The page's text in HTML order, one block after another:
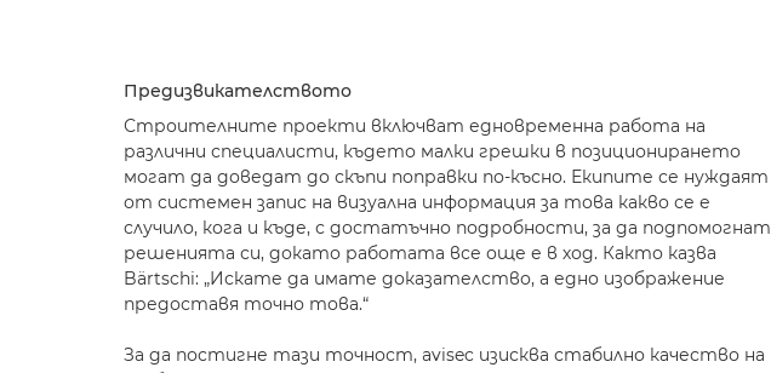
Предизвикателството
Строителните проекти включват едновременна работа на
различни специалисти, където малки грешки в позиционирането
могат да доведат до скъпи поправки по-късно. Екипите се нуждаят
от системен запис на визуална информация за това какво се е
случило, кога и къде, с достатъчно подробности, за да подпомогнат
решенията си, докато работата все още е в ход. Както казва
Bärtschi: „Искате да имате доказателство, а едно изображение
предоставя точно това.“
За да постигне тази точност, avisec изисква стабилно качество на